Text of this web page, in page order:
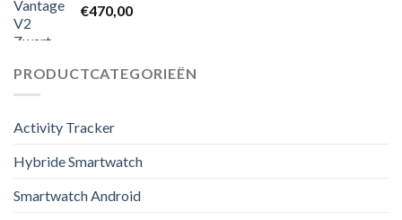
€470,00
PRODUCTCATEGORIEËN
Activity Tracker
Hybride Smartwatch
Smartwatch Android